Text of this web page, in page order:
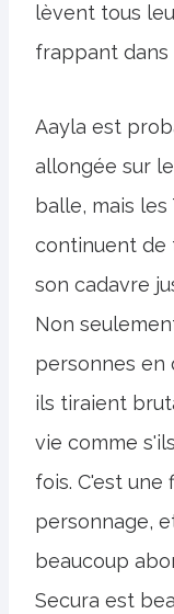
lèvent tous
frappant dans
Aayla est
allongée sur
balle, mais
continuent de
son cadavre
Non
personnes en
ils tiraient
vie comme
fois. C'est
personnage,
beaucoup
Secura est